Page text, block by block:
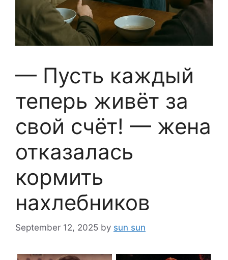
— Пусть каждый
теперь живёт за
свой счёт! — жена
отказалась
кормить
нахлебников
September 12, 2025 by sun sun